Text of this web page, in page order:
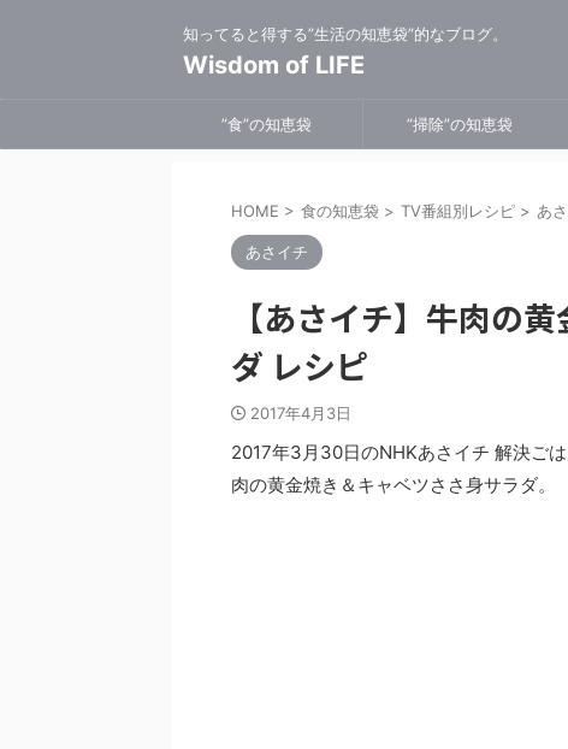
知ってると得する”生活の知恵袋”的なブログ。
Wisdom of LIFE
”食”の知恵袋 ”掃除”の知恵袋
HOME > 食の知恵袋 > TV番組別レシピ > あ
あさイチ
【あさイチ】牛肉の
ダ レシピ
2017年4月3日
2017年3月30日のNHKあさイチ 解決ご
肉の黄金焼き＆キャベツささ身サラダ。